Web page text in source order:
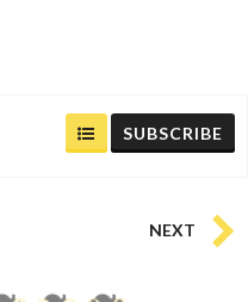
SUBSCRIBE
NEXT